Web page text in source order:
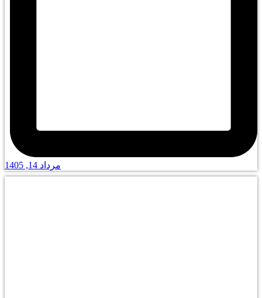
مرداد 14, 1405